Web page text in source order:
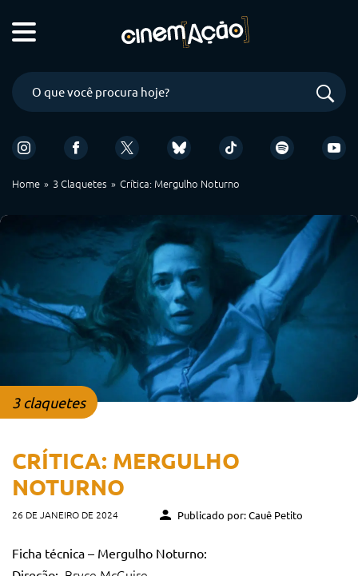
Home 3 Claquetes Crítica: Mergulho Noturno
3 claquetes
CRÍTICA: MERGULHO
NOTURNO
26 DE JANEIRO DE 2024 Publicado por: Cauê Petito
Ficha técnica – Mergulho Noturno: